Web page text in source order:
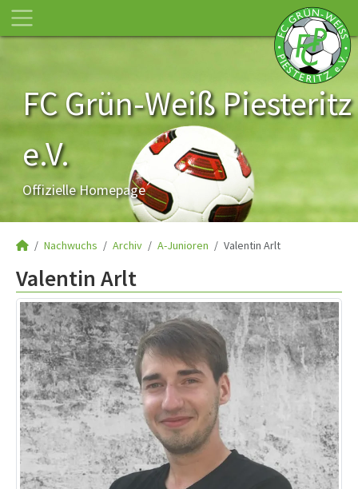
FC Grün-Weiß Piesteritz
e.V.
Offizielle Homepage
Nachwuchs Archiv A-Junioren Valentin Arlt
Valentin Arlt